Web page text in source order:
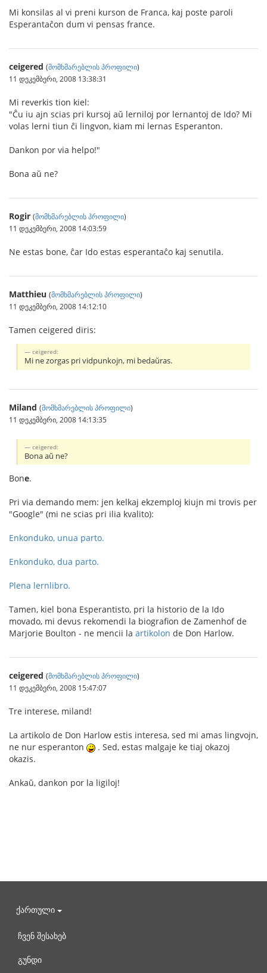
Mi konsilas al vi preni kurson de Franca, kaj poste paroli
Esperantaĉon dum vi pensas france.
ceigered (მომხმარებლის პროფილი)
11 დეკემბერი, 2008 13:38:31
Mi reverkis tion kiel:
"Ĉu iu ajn scias pri kursoj aŭ lerniloj por lernantoj de Ido? Mi
volas lerni tiun ĉi lingvon, kiam mi lernas Esperanton.
Dankon por via helpo!"
Bona aŭ ne?
Rogir (მომხმარებლის პროფილი)
11 დეკემბერი, 2008 14:03:59
Ne estas bone, ĉar Ido estas esperantaĉo kaj senutila.
Matthieu (მომხმარებლის პროფილი)
11 დეკემბერი, 2008 14:12:10
Tamen ceigered diris:
ceigered:
Mi ne zorgas pri vidpunkojn, mi bedaŭras.
Miland (მომხმარებლის პროფილი)
11 დეკემბერი, 2008 14:13:35
ceigered:
Bona aŭ ne?
Bone.
Pri via demando mem: jen kelkaj ekzemploj kiujn mi trovis per
"Google" (mi ne scias pri ilia kvalito):
Enkonduko, unua parto.
Enkonduko, dua parto.
Plena lernlibro.
Tamen, kiel bona Esperantisto, pri la historio de la Ido
movado, mi devus rekomendi la biografion de Zamenhof de
Marjorie Boulton - ne mencii la artikolon de Don Harlow.
ceigered (მომხმარებლის პროფილი)
11 დეკემბერი, 2008 15:47:07
Tre interese, miland!
La artikolo de Don Harlow estis interesa, sed mi amas lingvojn,
ne nur esperanton
. Sed, estas malgaje ke tiaj okazoj
okazis.
Ankaŭ, dankon por la ligiloj!
ქართული
ჩვენ შესახებ
გუნდი